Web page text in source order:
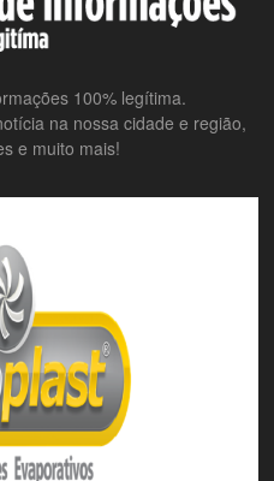
100% legítima.
na nossa cidade e região,
e muito mais!